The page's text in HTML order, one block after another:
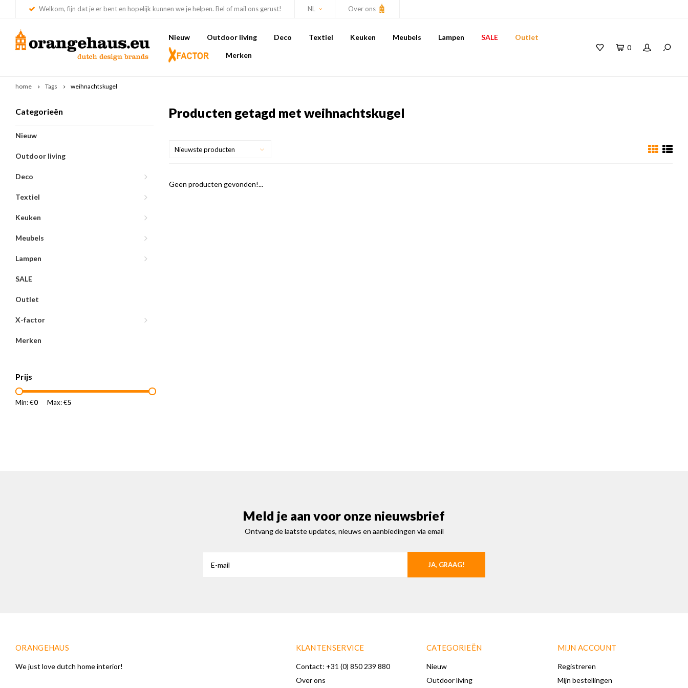
Welkom, fijn dat je er bent en hopelijk kunnen we je helpen. Bel of mail ons gerust! NL Over ons
Nieuw Outdoor living Deco Textiel Keuken Meubels Lampen SALE Outlet
Merken
0
home Tags weihnachtskugel
Categorieën
Nieuw
Outdoor living
Deco
Textiel
Keuken
Meubels
Lampen
SALE
Outlet
X-factor
Merken
Prijs
Min: €0 Max: €5
Producten getagd met weihnachtskugel
Nieuwste producten
Geen producten gevonden!...
Meld je aan voor onze nieuwsbrief
Ontvang de laatste updates, nieuws en aanbiedingen via email
JA, GRAAG!
ORANGEHAUS
We just love dutch home interior!
KLANTENSERVICE
Contact: +31 (0) 850 239 880
Over ons
CATEGORIEËN
Nieuw
Outdoor living
MIJN ACCOUNT
Registreren
Mijn bestellingen